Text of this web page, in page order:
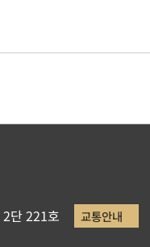
단 221호 교통안내